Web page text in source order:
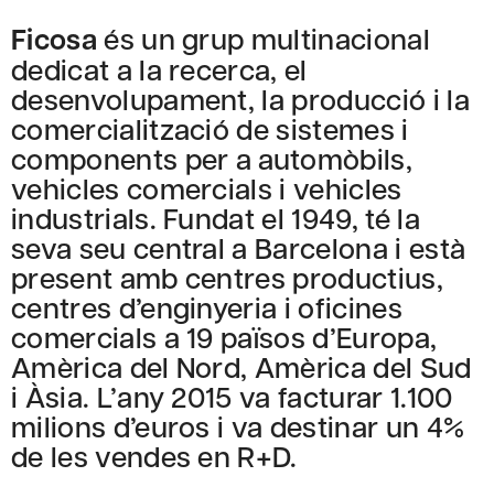
Ficosa és un grup multinacional
dedicat a la recerca, el
desenvolupament, la producció i la
comercialització de sistemes i
components per a automòbils,
vehicles comercials i vehicles
industrials. Fundat el 1949, té la
seva seu central a Barcelona i està
present amb centres productius,
centres d’enginyeria i oficines
comercials a 19 països d’Europa,
Amèrica del Nord, Amèrica del Sud
i Àsia. L’any 2015 va facturar 1.100
milions d’euros i va destinar un 4%
de les vendes en R+D.